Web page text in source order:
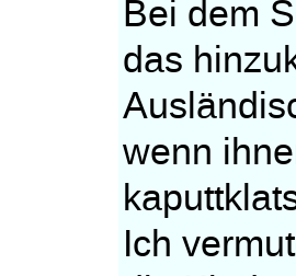
Bei dem
das
wenn
Ich